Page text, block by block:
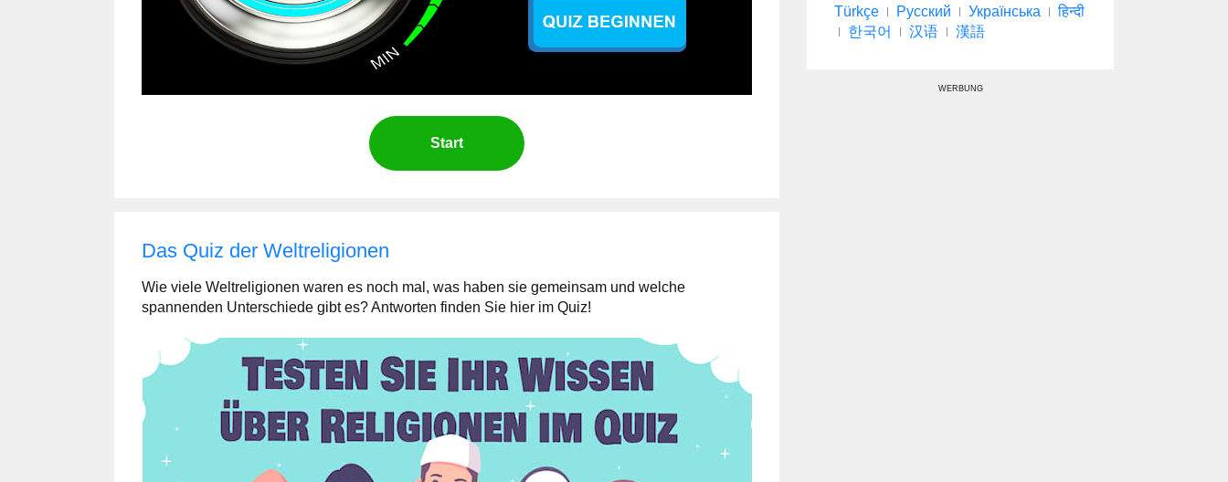
Start
Das Quiz der Weltreligionen
Wie viele Weltreligionen waren es noch mal, was haben sie gemeinsam und welche
spannenden Unterschiede gibt es? Antworten finden Sie hier im Quiz!
Türkçe
Русский Українська
हिन्दी
한국어
汉语 漢語
WERBUNG